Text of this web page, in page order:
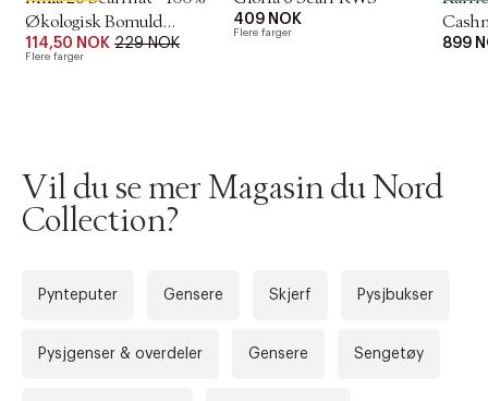
Økologisk Bomuld
GOTS
114,50 NOK 229 NOK
Flere farger
409 NOK
Flere farger
899
Vil du se mer Magasin du Nord
Collection?
Pynteputer Gensere Skjerf Pysjbukser
Pysjgenser & overdeler Gensere Sengetøy